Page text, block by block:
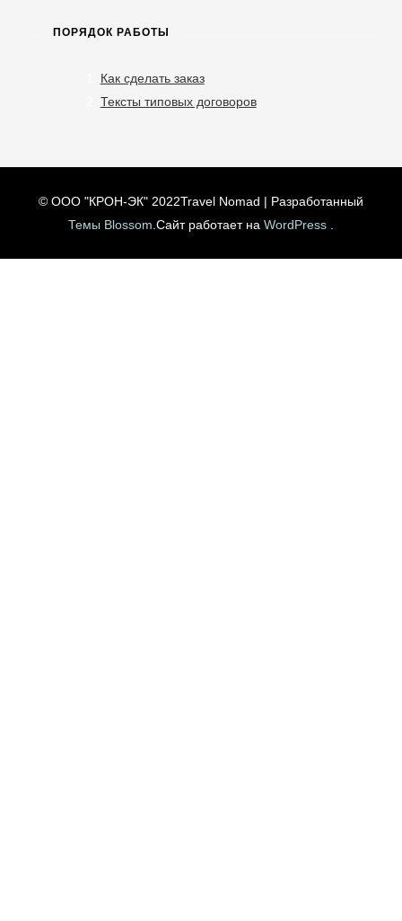
ПОРЯДОК РАБОТЫ
Как сделать заказ
Тексты типовых договоров
© ООО "КРОН-ЭК" 2022Travel Nomad | Разработанный
Темы Blossom .Сайт работает на WordPress